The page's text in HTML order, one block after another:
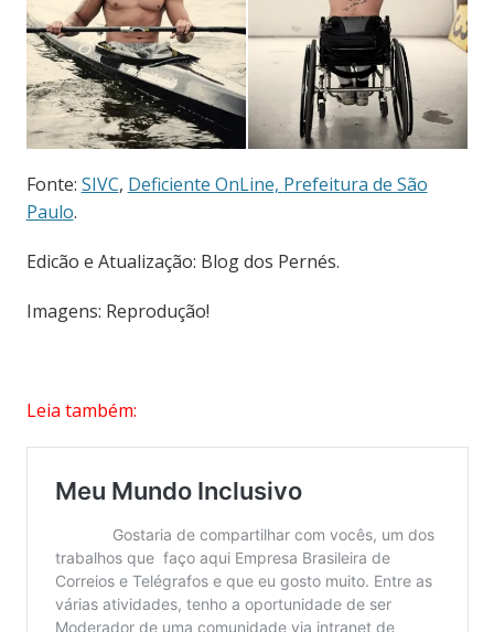
Fonte: SIVC, Deficiente OnLine, Prefeitura de São
Paulo.
Edicão e Atualização: Blog dos Pernés.
Imagens: Reprodução!
Leia também: